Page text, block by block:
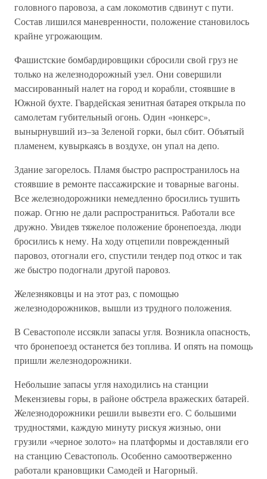
головного паровоза, а сам локомотив сдвинут с пути.
Состав лишился маневренности, положение становилось
крайне угрожающим.
Фашистские бомбардировщики сбросили свой груз не
только на железнодорожный узел. Они совершили
массированный налет на город и корабли, стоявшие в
Южной бухте. Гвардейская зенитная батарея открыла по
самолетам губительный огонь. Один «юнкерс»,
вынырнувший из–за Зеленой горки, был сбит. Объятый
пламенем, кувыркаясь в воздухе, он упал на депо.
Здание загорелось. Пламя быстро распространилось на
стоявшие в ремонте пассажирские и товарные вагоны.
Все железнодорожники немедленно бросились тушить
пожар. Огню не дали распространиться. Работали все
дружно. Увидев тяжелое положение бронепоезда, люди
бросились к нему. На ходу отцепили поврежденный
паровоз, отогнали его, спустили тендер под откос и так
же быстро подогнали другой паровоз.
Железняковцы и на этот раз, с помощью
железнодорожников, вышли из трудного положения.
В Севастополе иссякли запасы угля. Возникла опасность,
что бронепоезд останется без топлива. И опять на помощь
пришли железнодорожники.
Небольшие запасы угля находились на станции
Мекензиевы горы, в районе обстрела вражеских батарей.
Железнодорожники решили вывезти его. С большими
трудностями, каждую минуту рискуя жизнью, они
грузили «черное золото» на платформы и доставляли его
на станцию Севастополь. Особенно самоотверженно
работали крановщики Самодей и Нагорный.